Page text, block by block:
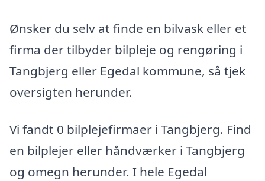
Ønsker du selv at finde en bilvask eller et
firma der tilbyder bilpleje og rengøring i
Tangbjerg eller Egedal kommune, så tjek
oversigten herunder.
Vi fandt 0 bilplejefirmaer i Tangbjerg. Find
en bilplejer eller håndværker i Tangbjerg
og omegn herunder. I hele Egedal